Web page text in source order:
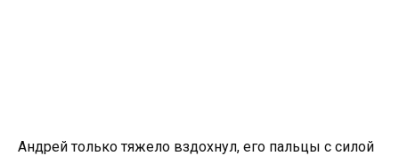
Андрей только тяжело вздохнул, его пальцы с силой